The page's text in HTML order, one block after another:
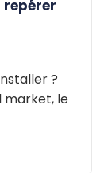
?
market, le